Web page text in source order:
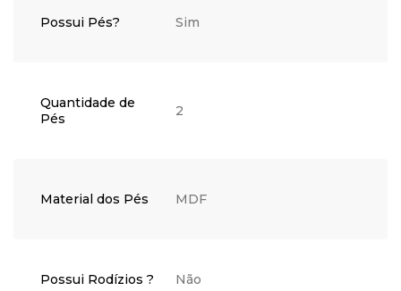
Possui Pés? Sim
Quantidade de
Pés
2
Material dos Pés MDF
Possui Rodízios ? Não